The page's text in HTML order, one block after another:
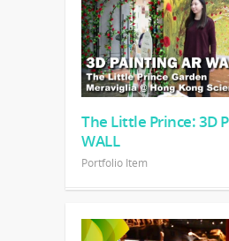
The Little Prince: 3D
WALL
Portfolio Item